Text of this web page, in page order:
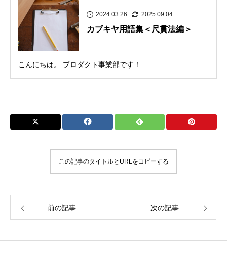
2024.03.26 2025.09.04
カブキヤ用語集＜尺貫法編＞
こんにちは。 プロダクト事業部です！...
この記事のタイトルとURLをコピーする
前の記事 次の記事